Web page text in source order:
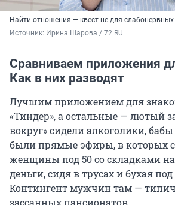
Найти отношения — квест не для слабонервных
Источник: Ирина Шарова / 72.RU
Сравниваем приложения
Как в них разводят
Лучшим приложением для
«Тиндер», а остальные — лютый
вокруг» сидели алкоголики,
были прямые эфиры, в которых
женщины под 50 со складками на
деньги, сидя в трусах и бухая
Контингент мужчин там —